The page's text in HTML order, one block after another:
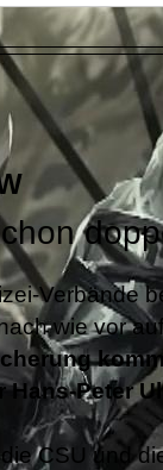
Verbände
wie vor
Hans-Peter
CSU und